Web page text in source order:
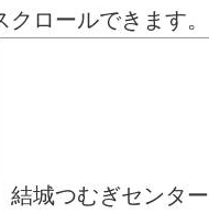
ロールできます。
結城つむぎセンター